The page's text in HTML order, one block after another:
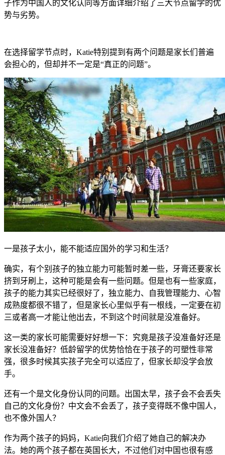
子作为中国人的文化认同等方面详细介绍了三大节点留学的优
势与劣势。
在选择留学节点时，Katie特别提到有两个问题是家长们普遍
会担心的，但却并不一定是“真正的问题”。
一是孩子太小，能不能适应国外的学习和生活？
确实，有个别孩子的独立能力可能暂时差一些，牙膏还要家长
挤到牙刷上，这种可能是会有一些问题。但是也有一些家庭，
孩子的能力其实已经很好了，独立能力、自我管理能力、心智
成熟度都很不错了，但是家长心里似乎有一根线，一定要在初
三或者高一才能让他出去，不到这个时间就是没准备好。
这一类的家长可能需要好好想一下：究竟是孩子没准备好还是
家长没准备好？低龄留学的优势恰恰在于孩子的可塑性非常
强，很多时候其实孩子完全可以适应了，但家长却没学会放
手。
还有一个是文化身份认同的问题。出国太早，孩子会不会丢失
自己的文化身份？中文会不会丢了，孩子变得既不像中国人，
也不像外国人？
作为两个孩子的妈妈，Katie向我们介绍了她自己的解决办
法。她的两个孩子都在英国长大，不过他们对中国也很有感